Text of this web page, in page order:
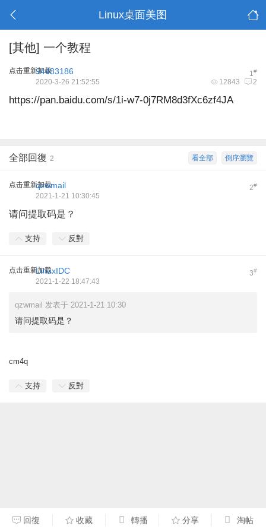
Linux桌面美图
[其他] 一个教程
点击重新加载 1#
94483186
12843 2
2020-3-26 21:52:55
https://pan.baidu.com/s/1i-w7-0j7RM8d3fXc6zf4JA
倒序瀏覽
看全部
全部回復 2
点击重新加载 2#
qzwmail
2021-1-21 10:30:45
请问提取码是？
支持 反對
点击重新加载 3#
LinuxIDC
2021-1-22 18:47:43
qzwmail 发表于 2021-1-21 10:30
请问提取码是？
cm4q
支持 反對
回復 收藏 轉播 分享 淘帖